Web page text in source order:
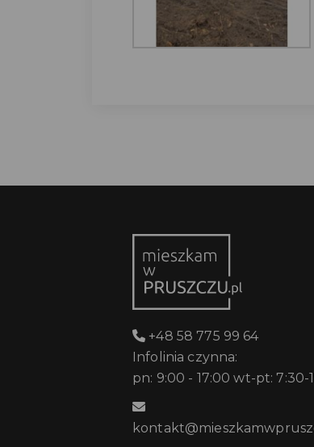
+48 58 775 99 64
Infolinia czynna:
pn: 9:00 - 17:00 wt-pt: 7:30-